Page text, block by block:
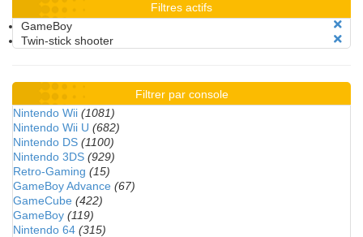
Filtres actifs
GameBoy
Twin-stick shooter
Filtrer par console
Nintendo Wii (1081)
Nintendo Wii U (682)
Nintendo DS (1100)
Nintendo 3DS (929)
Retro-Gaming (15)
GameBoy Advance (67)
GameCube (422)
GameBoy (119)
Nintendo 64 (315)